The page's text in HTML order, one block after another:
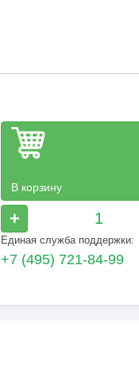
В корзину
+
Единая служба поддержки:
+7 (495) 721-84-99